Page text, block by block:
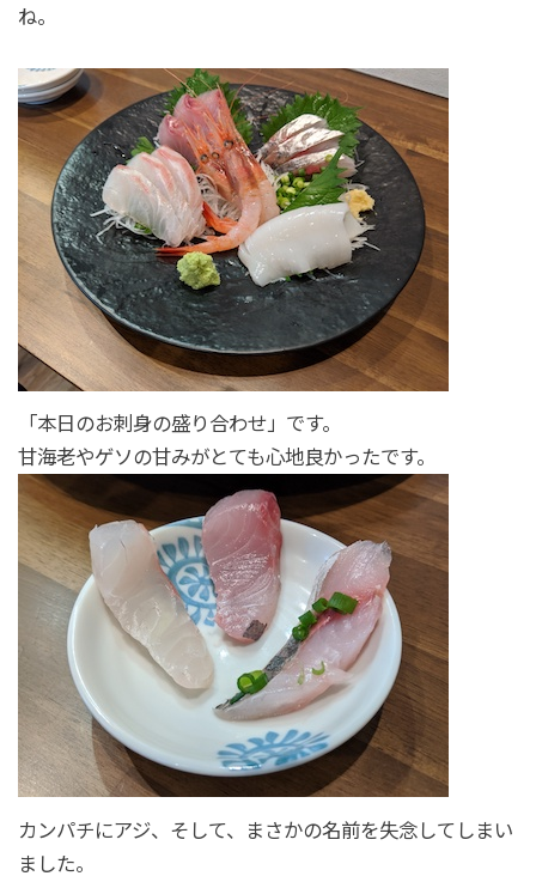
ね。
「本日のお刺身の盛り合わせ」です。
甘海老やゲソの甘みがとても心地良かったです。
カンパチにアジ、そして、まさかの名前を失念してしまい
ました。